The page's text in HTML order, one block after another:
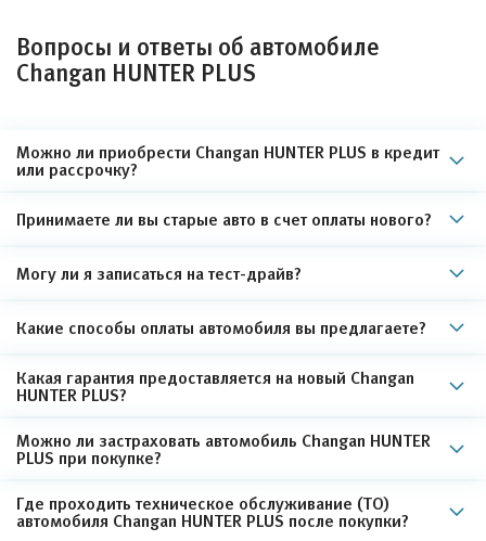
Вопросы и ответы об автомобиле
Changan HUNTER PLUS
Можно ли приобрести Changan HUNTER PLUS в кредит
или рассрочку?
Принимаете ли вы старые авто в счет оплаты нового?
Могу ли я записаться на тест-драйв?
Какие способы оплаты автомобиля вы предлагаете?
Какая гарантия предоставляется на новый Changan
HUNTER PLUS?
Можно ли застраховать автомобиль Changan HUNTER
PLUS при покупке?
Где проходить техническое обслуживание (ТО)
автомобиля Changan HUNTER PLUS после покупки?